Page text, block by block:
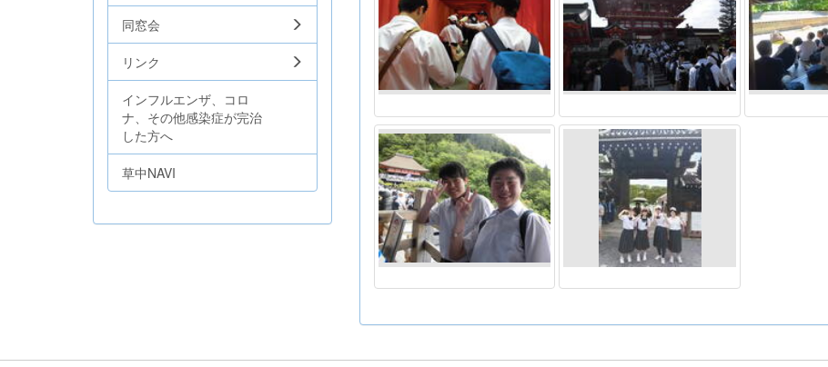
同窓会
リンク
インフルエンザ、コロ
ナ、その他感染症が完治
した方へ
草中NAVI